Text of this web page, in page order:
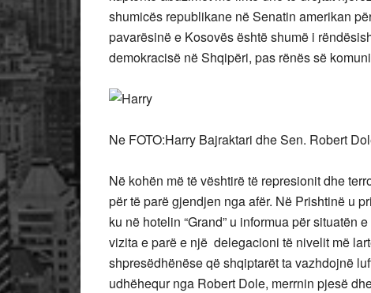
shumicës republikane në Senatin amerikan
pavarësinë e Kosovës është shumë i
demokracisë në Shqipëri, pas rënës së
Ne FOTO:Harry Bajraktari dhe Sen. Robert
Në kohën më të vështirë të represionit dhe
për të parë gjendjen nga afër. Në Prishtinë u
ku në hotelin “Grand” u informua për
vizita e parë e një delegacioni të nivelit më
shpresëdhënëse që shqiptarët ta vazhdojnë
udhëhequr nga Robert Dole, merrnin pjesë